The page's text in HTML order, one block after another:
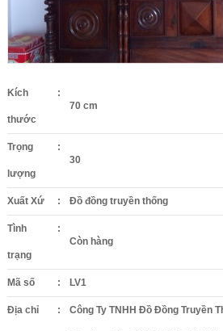
Kích
thước
:
70 cm
Trọng
lượng
:
30
Xuất Xứ : Đồ đồng truyền thống
Tình
trạng
:
Còn hàng
Mã số : LV1
Địa chỉ : Công Ty TNHH Đồ Đồng Truyền